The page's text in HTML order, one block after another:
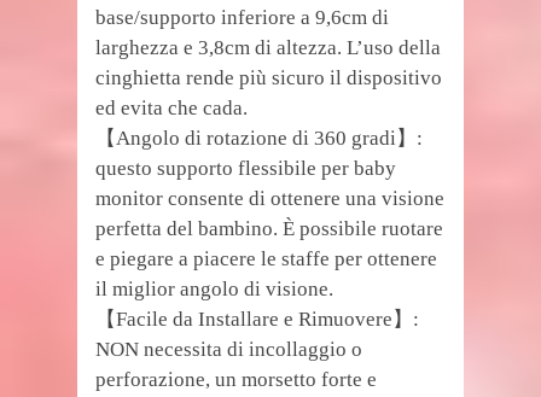
base/supporto inferiore a 9,6cm di
larghezza e 3,8cm di altezza. L’uso della
cinghietta rende più sicuro il dispositivo
ed evita che cada.
【Angolo di rotazione di 360 gradi】:
questo supporto flessibile per baby
monitor consente di ottenere una visione
perfetta del bambino. È possibile ruotare
e piegare a piacere le staffe per ottenere
il miglior angolo di visione.
【Facile da Installare e Rimuovere】:
NON necessita di incollaggio o
perforazione, un morsetto forte e